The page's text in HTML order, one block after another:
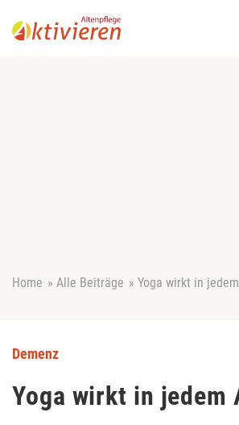
Home » Alle Beiträge » Yoga wirkt in
Demenz
Yoga wirkt in jedem